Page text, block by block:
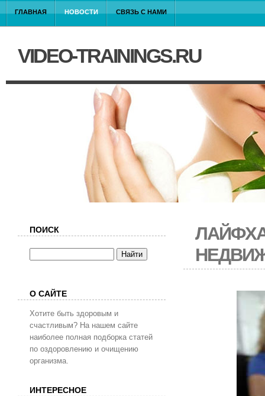
ГЛАВНАЯ НОВОСТИ СВЯЗЬ С НАМИ
VIDEO-TRAININGS.RU
ПОИСК
О САЙТЕ
Хотите быть здоровым и
счастливым? На нашем сайте
наиболее полная подборка статей
по оздоровлению и очищению
организма.
ИНТЕРЕСНОЕ